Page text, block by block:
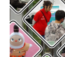
・編入学試験
学部・学科